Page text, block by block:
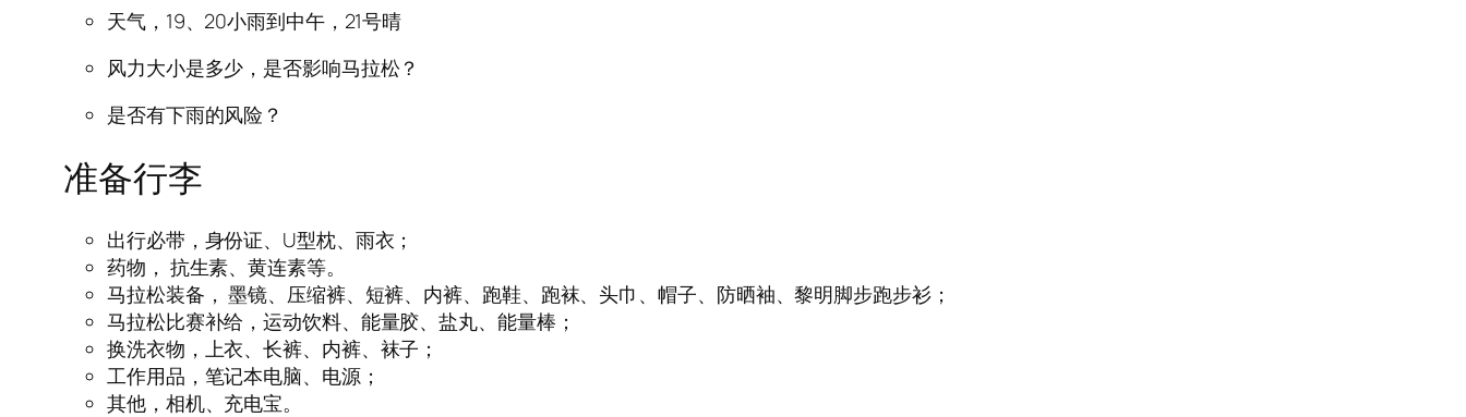
天气，19、20小雨到中午，21号晴
风力大小是多少，是否影响马拉松？
是否有下雨的风险？
准备行李
出行必带，身份证、U型枕、雨衣；
药物， 抗生素、黄连素等。
马拉松装备， 墨镜、压缩裤、短裤、内裤、跑鞋、跑袜、头巾、帽子、防晒袖、黎明脚步跑步衫；
马拉松比赛补给，运动饮料、能量胶、盐丸、能量棒；
换洗衣物，上衣、长裤、内裤、袜子；
工作用品，笔记本电脑、电源；
其他，相机、充电宝。